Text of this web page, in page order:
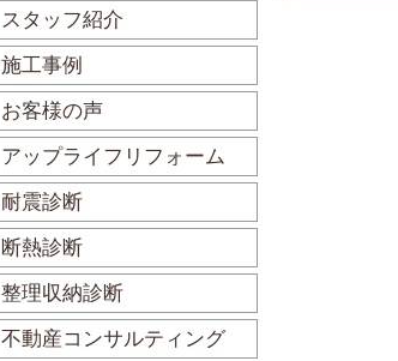
スタッフ紹介
施工事例
お客様の声
アップライフリフォーム
耐震診断
断熱診断
整理収納診断
不動産コンサルティング